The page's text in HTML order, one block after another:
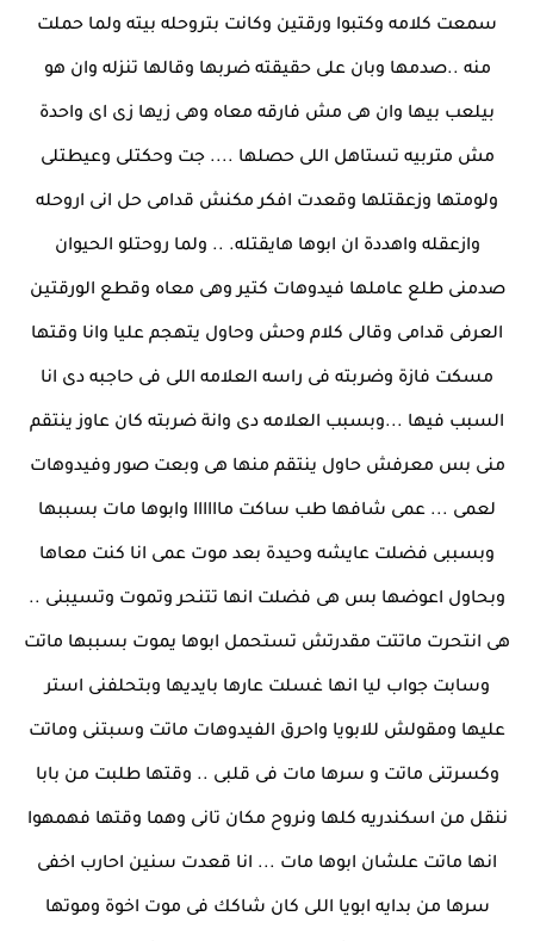
سمعت كلامه وكتبوا ورقتين وكانت بتروحله بيته ولما حملت
منه ..صدمها وبان على حقيقته ضربها وقالها تنزله وان هو
بيلعب بيها وان هى مش فارقه معاه وهى زيها زى اى واحدة
مش متربيه تستاهل اللى حصلها .... جت وحكتلى وعيطتلى
ولومتها وزعقتلها وقعدت افكر مكنش قدامى حل انى اروحله
وازعقله واهددة ان ابوها هايقتله. .. ولما روحتلو الحيوان
صدمنى طلع عاملها فيدوهات كتير وهى معاه وقطع الورقتين
العرفى قدامى وقالى كلام وحش وحاول يتهجم عليا وانا وقتها
مسكت فازة وضربته فى راسه العلامه اللى فى حاجبه دى انا
السبب فيها ...وبسبب العلامه دى وانة ضربته كان عاوز ينتقم
منى بس معرفش حاول ينتقم منها هى وبعت صور وفيدوهات
لعمى ... عمى شافها طب ساكت ماااااا وابوها مات بسببها
وبسببى فضلت عايشه وحيدة بعد موت عمى انا كنت معاها
وبحاول اعوضها بس هى فضلت انها تتنحر وتموت وتسيبنى ..
هى انتحرت ماتتت مقدرتش تستحمل ابوها يموت بسببها ماتت
وسابت جواب ليا انها غسلت عارها بايديها وبتحلفنى استر
عليها ومقولش للابويا واحرق الفيدوهات ماتت وسبتنى وماتت
وكسرتنى ماتت و سرها مات فى قلبى .. وقتها طلبت من بابا
ننقل من اسكندريه كلها ونروح مكان تانى وهما وقتها فهمهوا
انها ماتت علشان ابوها مات ... انا قعدت سنين احارب اخفى
سرها من بدايه ابويا اللى كان شاكك فى موت اخوة وموتها